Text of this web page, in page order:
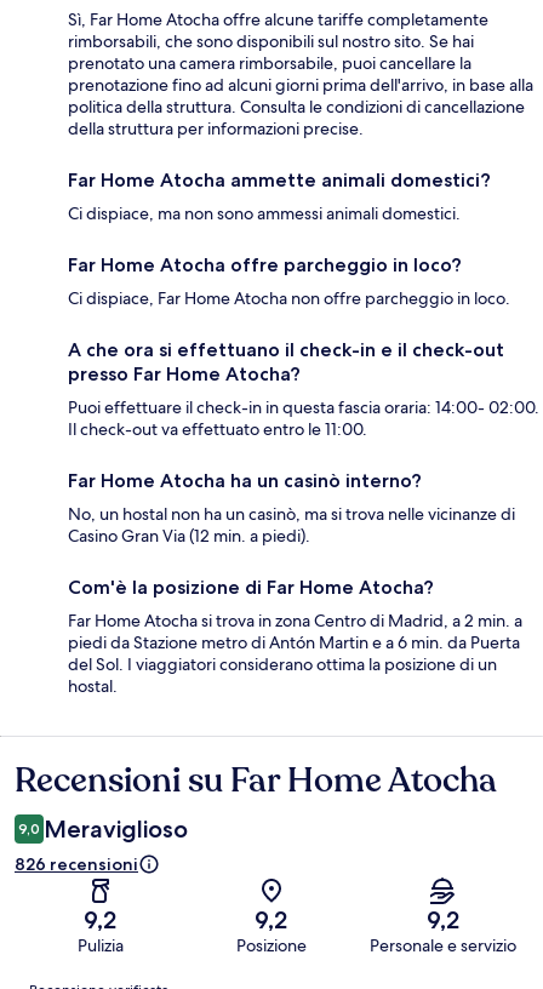
Sì, Far Home Atocha offre alcune tariffe completamente
rimborsabili, che sono disponibili sul nostro sito. Se hai
prenotato una camera rimborsabile, puoi cancellare la
prenotazione fino ad alcuni giorni prima dell'arrivo, in base alla
politica della struttura. Consulta le condizioni di cancellazione
della struttura per informazioni precise.
Far Home Atocha ammette animali domestici?
Ci dispiace, ma non sono ammessi animali domestici.
Far Home Atocha offre parcheggio in loco?
Ci dispiace, Far Home Atocha non offre parcheggio in loco.
A che ora si effettuano il check-in e il check-out
presso Far Home Atocha?
Puoi effettuare il check-in in questa fascia oraria: 14:00- 02:00.
Il check-out va effettuato entro le 11:00.
Far Home Atocha ha un casinò interno?
No, un hostal non ha un casinò, ma si trova nelle vicinanze di
Casino Gran Via (12 min. a piedi).
Com'è la posizione di Far Home Atocha?
Far Home Atocha si trova in zona Centro di Madrid, a 2 min. a
piedi da Stazione metro di Antón Martin e a 6 min. da Puerta
del Sol. I viaggiatori considerano ottima la posizione di un
hostal.
Recensioni
Recensioni su Far Home Atocha
9,0 Meraviglioso
826 recensioni
9,2
Pulizia
9,2
Posizione
9,2
Personale e servizio